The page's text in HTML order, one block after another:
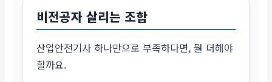
비전공자 살리는 조합
산업안전기사 하나만으로 부족하다면, 뭘 더해야
할까요.